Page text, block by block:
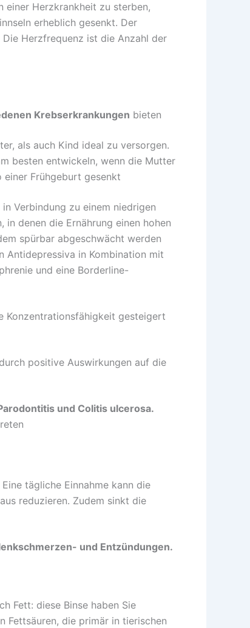
einer Herzkrankheit zu sterben,
erheblich gesenkt. Der
Herzfrequenz ist die Anzahl der
Krebserkrankungen bieten
als auch Kind ideal zu versorgen.
besten entwickeln, wenn die Mutter
Frühgeburt gesenkt
in Verbindung zu einem niedrigen
denen die Ernährung einen hohen
spürbar abgeschwächt werden
Antidepressiva in Kombination mit
und eine Borderline-
Konzentrationsfähigkeit gesteigert
positive Auswirkungen auf die
und Colitis ulcerosa.
Eine tägliche Einnahme kann die
reduzieren. Zudem sinkt die
und Entzündungen.
Fett: diese Binse haben Sie
Fettsäuren, die primär in tierischen